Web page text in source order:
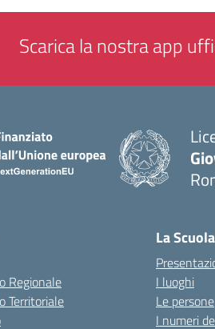
Scarica la nostra app
Regionale
Territoriale
La Scuola
I luoghi
Le persone
I numeri